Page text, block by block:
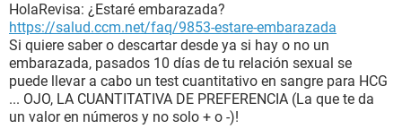
HolaRevisa: ¿Estaré embarazada?
https://salud.ccm.net/faq/9853-estare-embarazada
Si quiere saber o descartar desde ya si hay o no un
embarazada, pasados 10 días de tu relación sexual se
puede llevar a cabo un test cuantitativo en sangre para HCG
... OJO, LA CUANTITATIVA DE PREFERENCIA (La que te da
un valor en números y no solo + o -)!